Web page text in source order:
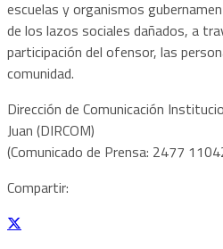
escuelas y organismos
de los lazos sociales dañados, a
participación del ofensor, las
comunidad.
Dirección de Comunicación
Juan (DIRCOM)
(Comunicado de Prensa: 2477
Compartir: